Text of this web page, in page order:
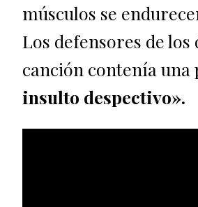
músculos se
Los defensores de
canción contenía una
insulto despectivo».